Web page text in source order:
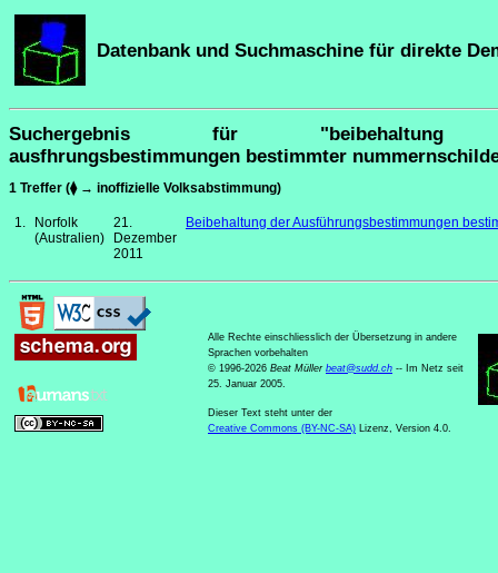
Datenbank und Suchmaschine für direkte
Suchergebnis für
ausfhrungsbestimmungen bestimmter
1 Treffer (⧫ → inoffizielle Volksabstimmung)
1.
Norfolk
(Australien)
21.
Dezember
2011
Beibehaltung der Ausführungsbestimmungen
Alle Rechte einschliesslich der Übersetzung in andere
Sprachen vorbehalten
© 1996-2026 Beat Müller beat@sudd.ch -- Im Netz seit
25. Januar 2005.
Dieser Text steht unter der
Creative Commons (BY-NC-SA) Lizenz, Version 4.0.